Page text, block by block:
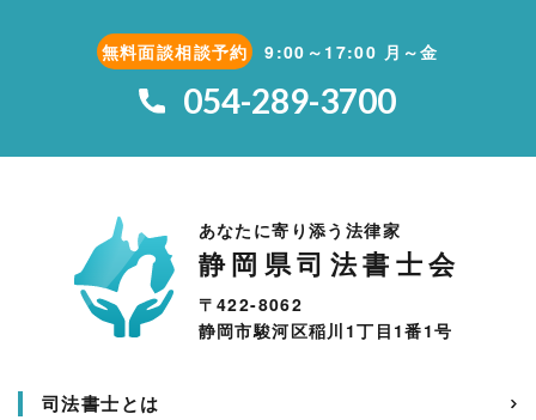
無料面談相談予約 9:00～17:00 月～金
054-289-3700
あなたに寄り添う法律家
静岡県司法書士会
〒422-8062
静岡市駿河区稲川1丁目1番1号
司法書士とは